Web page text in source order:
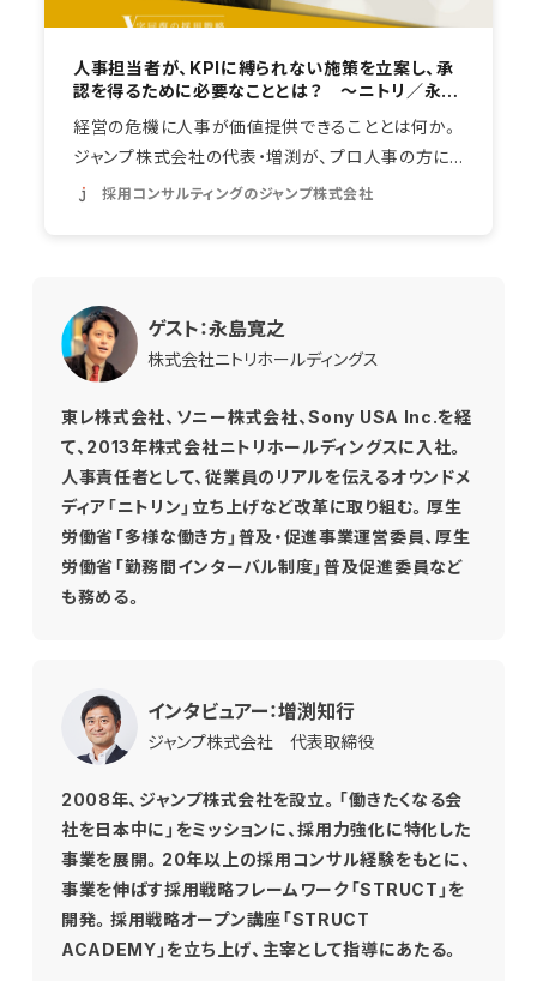
東レ株式会社、ソニー株式会社、Sony USA Inc.を経
て、2013年株式会社ニトリホールディングスに入社。
人事責任者として、従業員のリアルを伝えるオウンドメ
ディア「ニトリン」立ち上げなど改革に取り組む。厚生
労働省「多様な働き方」普及・促進事業運営委員、厚生
労働省「勤務間インターバル制度」普及促進委員など
も務める。
ゲスト：永島寛之
株式会社ニトリホールディングス
2008年、ジャンプ株式会社を設立。「働きたくなる会
社を日本中に」をミッションに、採用力強化に特化した
事業を展開。20年以上の採用コンサル経験をもとに、
事業を伸ばす採用戦略フレームワーク「STRUCT」を
開発。採用戦略オープン講座「STRUCT
ACADEMY」を立ち上げ、主宰として指導にあたる。
インタビュアー：増渕知行
ジャンプ株式会社 代表取締役